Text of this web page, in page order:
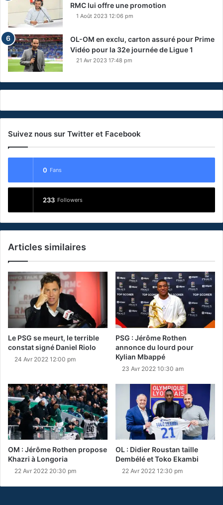
RMC lui offre une promotion
1 Août 2023 12:06 pm
OL-OM en exclu, carton assuré pour Prime
Vidéo pour la 32e journée de Ligue 1
21 Avr 2023 17:48 pm
Suivez nous sur Twitter et Facebook
0 Fans
233 Followers
Articles similaires
Le PSG se meurt, le terrible
constat signé Daniel Riolo
24 Avr 2022 12:00 pm
PSG : Jérôme Rothen
annonce du lourd pour
Kylian Mbappé
23 Avr 2022 10:30 am
OM : Jérôme Rothen propose
Khazri à Longoria
22 Avr 2022 20:30 pm
OL : Didier Roustan taille
Dembélé et Toko Ekambi
22 Avr 2022 12:30 pm